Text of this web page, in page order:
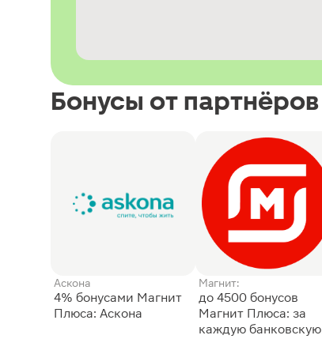
Бонусы от партнёров
Аскона
4% бонусами Магнит
Плюса: Аскона
Магнит:
до 4500 бонусов
Магнит Плюса: за
каждую банковскую